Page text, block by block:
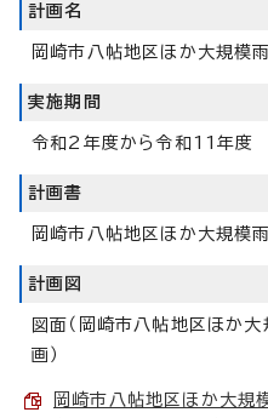
計画名
岡崎市八帖地区ほか大規模
実施期間
令和2年度から令和11年度
計画書
岡崎市八帖地区ほか大規模
計画図
図面（岡崎市八帖地区ほか
画）
岡崎市八帖地区ほか大規